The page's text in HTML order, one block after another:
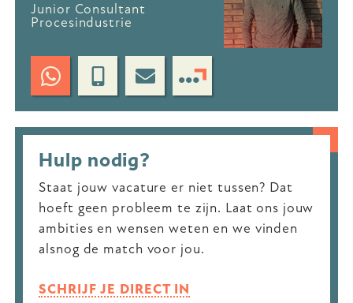
Junior Consultant
Procesindustrie
Hulp nodig?
Staat jouw vacature er niet tussen? Dat
hoeft geen probleem te zijn. Laat ons jouw
ambities en wensen weten en we vinden
alsnog de match voor jou.
SCHRIJF JE DIRECT IN